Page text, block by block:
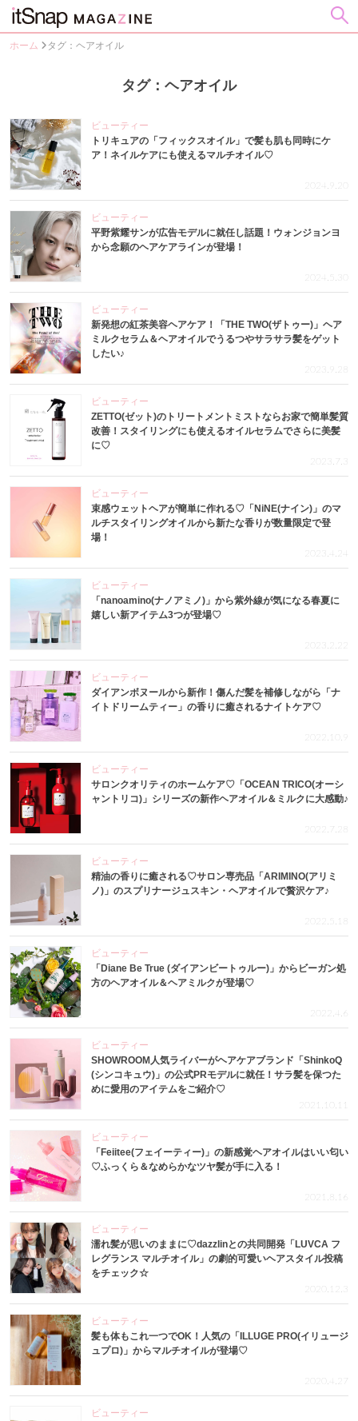
ホーム タグ：ヘアオイル
タグ：ヘアオイル
ビューティー
トリキュアの「フィックスオイル」で髪も肌も同時にケ
ア！ネイルケアにも使えるマルチオイル♡
2024.9.20
ビューティー
平野紫耀サンが広告モデルに就任し話題！ウォンジョンヨ
から念願のヘアケアラインが登場！
2024.5.30
ビューティー
新発想の紅茶美容ヘアケア！「THE TWO(ザトゥー)」ヘア
ミルクセラム＆ヘアオイルでうるつやサラサラ髪をゲット
したい♪
2023.9.28
ビューティー
ZETTO(ゼット)のトリートメントミストならお家で簡単髪質
改善！スタイリングにも使えるオイルセラムでさらに美髪
に♡
2023.7.3
ビューティー
束感ウェットヘアが簡単に作れる♡「NiNE(ナイン)」のマ
ルチスタイリングオイルから新たな香りが数量限定で登
場！
2023.4.24
ビューティー
「nanoamino(ナノアミノ)」から紫外線が気になる春夏に
嬉しい新アイテム3つが登場♡
2023.2.22
ビューティー
ダイアンボヌールから新作！傷んだ髪を補修しながら「ナ
イトドリームティー」の香りに癒されるナイトケア♡
2022.10.9
ビューティー
サロンクオリティのホームケア♡「OCEAN TRICO(オーシ
ャントリコ)」シリーズの新作ヘアオイル＆ミルクに大感動♪
2022.7.28
ビューティー
精油の香りに癒される♡サロン専売品「ARIMINO(アリミ
ノ)」のスプリナージュスキン・ヘアオイルで贅沢ケア♪
2022.5.18
ビューティー
「Diane Be True (ダイアンビートゥルー)」からビーガン処
方のヘアオイル＆ヘアミルクが登場♡
2022.4.6
ビューティー
SHOWROOM人気ライバーがヘアケアブランド「ShinkoQ
(シンコキュウ)」の公式PRモデルに就任！サラ髪を保つた
めに愛用のアイテムをご紹介♡
2021.10.11
ビューティー
「Feiitee(フェイーティー)」の新感覚ヘアオイルはいい匂い
♡ふっくら＆なめらかなツヤ髪が手に入る！
2021.8.16
ビューティー
濡れ髪が思いのままに♡dazzlinとの共同開発「LUVCA フ
レグランス マルチオイル」の劇的可愛いヘアスタイル投稿
をチェック☆
2020.12.3
ビューティー
髪も体もこれ一つでOK！人気の「ILLUGE PRO(イリュージ
ュプロ)」からマルチオイルが登場♡
2020.4.27
ビューティー